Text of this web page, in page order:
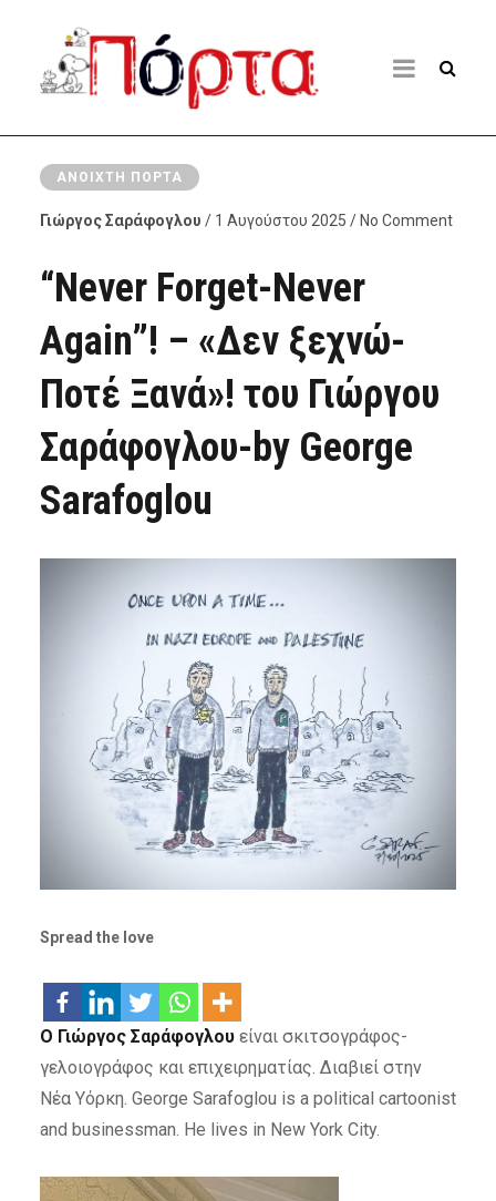
ΑΝΟΙΧΤΉ ΠΌΡΤΑ
Γιώργος Σαράφογλου / 1 Αυγούστου 2025 / No Comment
“Never Forget-Never
Again”! – «Δεν ξεχνώ-
Ποτέ Ξανά»! του Γιώργου
Σαράφογλου-by George
Sarafoglou
Spread the love
Ο Γιώργος Σαράφογλουείναι σκιτσογράφος-
γελοιογράφος και επιχειρηματίας. Διαβιεί στην
Νέα Υόρκη. George Sarafoglou is a political cartoonist
and businessman. He lives in New York City.